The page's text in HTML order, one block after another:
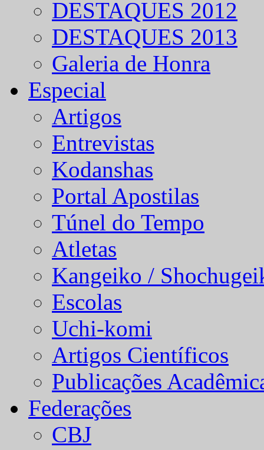
DESTAQUES 2012
DESTAQUES 2013
Galeria de Honra
Especial
Artigos
Entrevistas
Kodanshas
Portal Apostilas
Túnel do Tempo
Atletas
Kangeiko /
Escolas
Uchi-komi
Artigos Científicos
Publicações
Federações
CBJ